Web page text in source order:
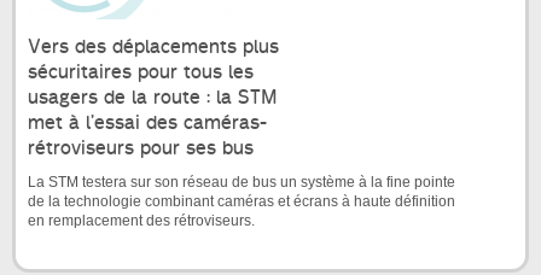
Vers des déplacements plus
sécuritaires pour tous les
usagers de la route : la STM
met à l’essai des caméras-
rétroviseurs pour ses bus
La STM testera sur son réseau de bus un système à la fine pointe
de la technologie combinant caméras et écrans à haute définition
en remplacement des rétroviseurs.